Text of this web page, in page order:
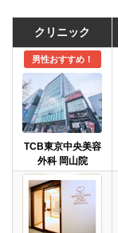
クリニック
男性おすすめ！
TCB東京中央美容
外科 岡山院